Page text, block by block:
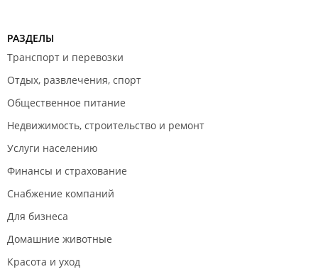
РАЗДЕЛЫ
Транспорт и перевозки
Отдых, развлечения, спорт
Общественное питание
Недвижимость, строительство и ремонт
Услуги населению
Финансы и страхование
Снабжение компаний
Для бизнеса
Домашние животные
Красота и уход